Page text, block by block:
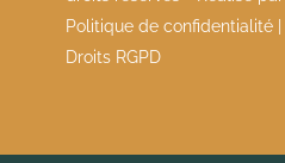
Politique de confidentialité
Droits RGPD